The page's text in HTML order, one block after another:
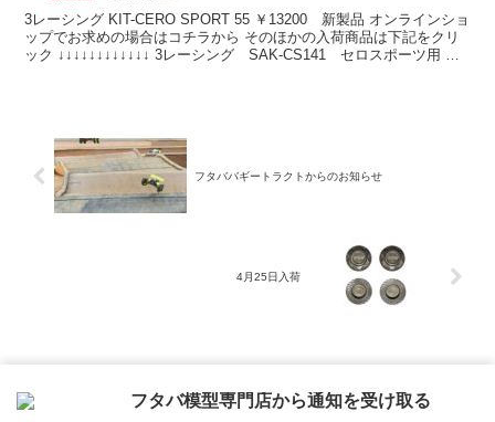
3レーシング KIT-CERO SPORT 55 ￥13200 新製品 オンラインショ
ップでお求めの場合はコチラから そのほかの入荷商品は下記をクリ
ック ↓↓↓↓↓↓↓↓↓↓↓↓ 3レーシング SAK-CS141 セロスポーツ用 コ
フタババギートラクトからのお知らせ
4月25日入荷
フタバ模型専門店から通知を受け取る